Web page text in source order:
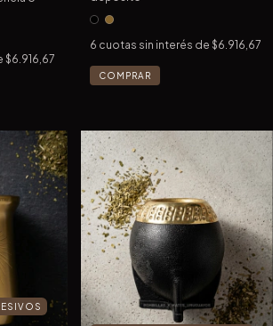
$6.916,67
6 cuotas sin interés de $6.916,67
COMPRAR